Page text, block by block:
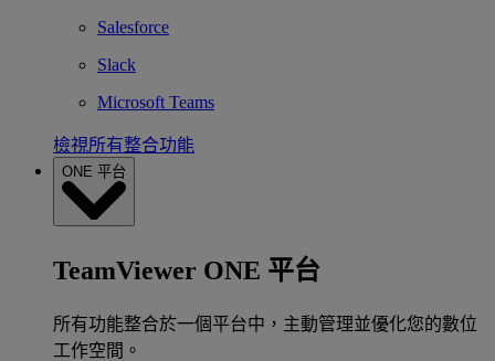
Salesforce
Slack
Microsoft Teams
檢視所有整合功能
ONE 平台
TeamViewer ONE 平台
所有功能整合於一個平台中，主動管理並優化您的數位
工作空間。